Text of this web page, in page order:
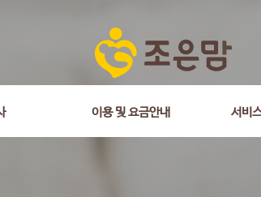
이용 및 요금안내 서비
= 0 and wr_datetime <= '2018-08-17